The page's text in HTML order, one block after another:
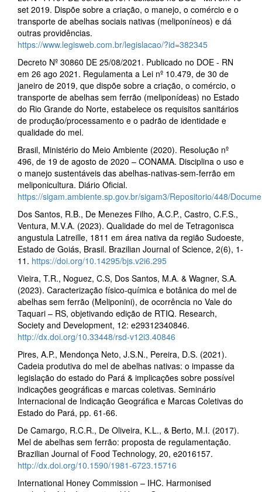
set 2019. Dispõe sobre a criação, o manejo, o comércio e o
transporte de abelhas sociais nativas (meliponíneos) e dá
outras providências.
https://www.legisweb.com.br/legislacao/?id=382345
Decreto Nº 30860 DE 25/08/2021. Publicado no DOE - RN
em 26 ago 2021. Regulamenta a Lei nº 10.479, de 30 de
janeiro de 2019, que dispõe sobre a criação, o comércio, o
transporte de abelhas sem ferrão (meliponídeas) no Estado
do Rio Grande do Norte, estabelece os requisitos sanitários
de produção/processamento e o padrão de identidade e
qualidade do mel.
Brasil, Ministério do Meio Ambiente (2020). Resolução nº
496, de 19 de agosto de 2020 – CONAMA. Disciplina o uso e
o manejo sustentáveis das abelhas-nativas-sem-ferrão em
meliponicultura. Diário Oficial.
https://sigam.ambiente.sp.gov.br/sigam3/Repositorio/448/
Dos Santos, R.B., De Menezes Filho, A.C.P., Castro, C.F.S.,
Ventura, M.V.A. (2023). Qualidade do mel de Tetragonisca
angustula Latreille, 1811 em área nativa da região Sudoeste,
Estado de Goiás, Brasil. Brazilian Journal of Science, 2(6), 1-
11. https://doi.org/10.14295/bjs.v2i6.295
Vieira, T.R., Noguez, C.S, Dos Santos, M.A. & Wagner, S.A.
(2023). Caracterização físico-química e botânica do mel de
abelhas sem ferrão (Meliponini), de ocorrência no Vale do
Taquari – RS, objetivando edição de RTIQ. Research,
Society and Development, 12: e29312340846.
http://dx.doi.org/10.33448/rsd-v12i3.40846
Pires, A.P., Mendonça Neto, J.S.N., Pereira, D.S. (2021).
Cadeia produtiva do mel de abelhas nativas: o impasse da
legislação do estado do Pará & implicações sobre possível
indicações geográficas e marcas coletivas. Seminário
Internacional de Indicação Geográfica e Marcas Coletivas do
Estado do Pará, pp. 61-66.
De Camargo, R.C.R., De Oliveira, K.L., & Berto, M.I. (2017).
Mel de abelhas sem ferrão: proposta de regulamentação.
Brazilian Journal of Food Technology, 20, e2016157.
http://dx.doi.org/10.1590/1981-6723.15716
International Honey Commission – IHC. Harmonised